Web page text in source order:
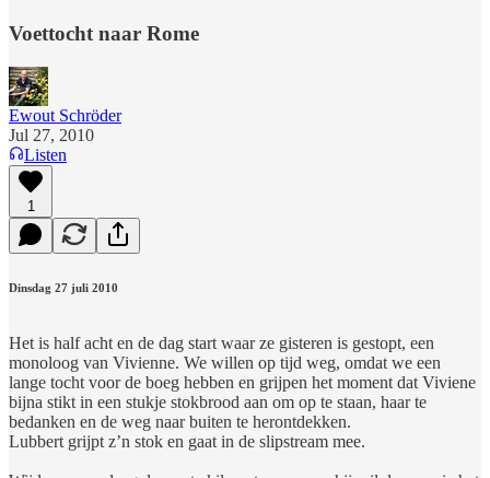
Voettocht naar Rome
Ewout Schröder
Jul 27, 2010
Listen
1
Dinsdag 27 juli 2010
Het is half acht en de dag start waar ze gisteren is gestopt, een
monoloog van Vivienne. We willen op tijd weg, omdat we een
lange tocht voor de boeg hebben en grijpen het moment dat Viviene
bijna stikt in een stukje stokbrood aan om op te staan, haar te
bedanken en de weg naar buiten te herontdekken.
Lubbert grijpt z’n stok en gaat in de slipstream mee.